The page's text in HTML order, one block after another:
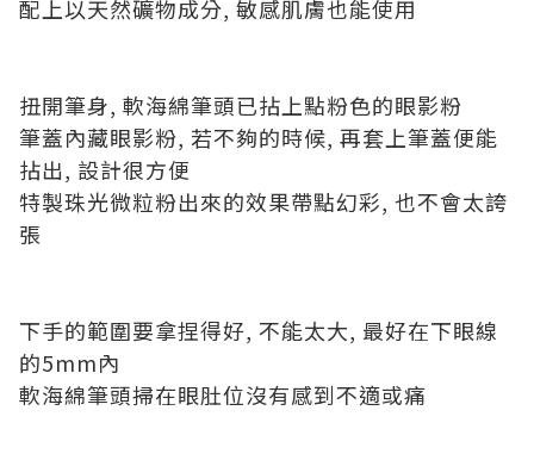
配上以天然礦物成分, 敏感肌膚也能使用
扭開筆身, 軟海綿筆頭已拈上點粉色的眼影粉
筆蓋內藏眼影粉, 若不夠的時候, 再套上筆蓋便能
拈出, 設計很方便
特製珠光微粒粉出來的效果帶點幻彩, 也不會太誇
張
下手的範圍要拿捏得好, 不能太大, 最好在下眼線
的5mm內
軟海綿筆頭掃在眼肚位沒有感到不適或痛